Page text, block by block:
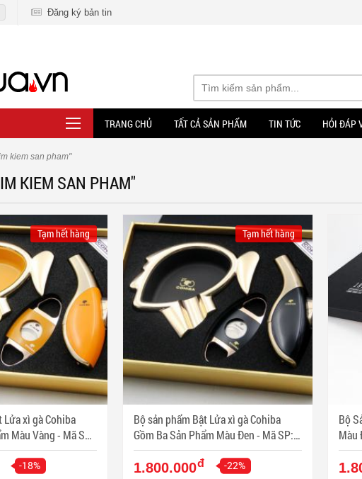
Đăng ký bản tin
TRANG CHỦ TẤT CẢ SẢN PHẨM TIN TỨC HỎI ĐÁP
kiem san pham"
KIEM SAN PHAM"
Lửa xì gà Cohiba
Vàng - Mã SP:
Tạm hết hàng
-18%
Bộ sản phẩm Bật Lửa xì gà Cohiba
Gồm Ba Sản Phẩm Màu Đen - Mã SP:
PKXG328
Tạm hết hàng
1.800.000đ -22%
Bộ